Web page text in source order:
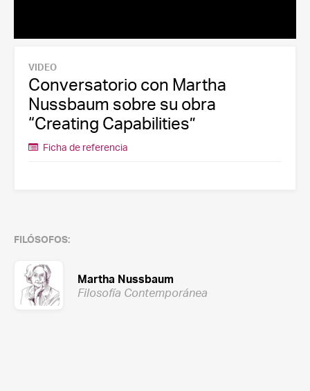
VIDEO
Conversatorio con Martha
Nussbaum sobre su obra
“Creating Capabilities”
Ficha de referencia
FILÓSOFOS:
Martha Nussbaum
Filosofía Contemporánea